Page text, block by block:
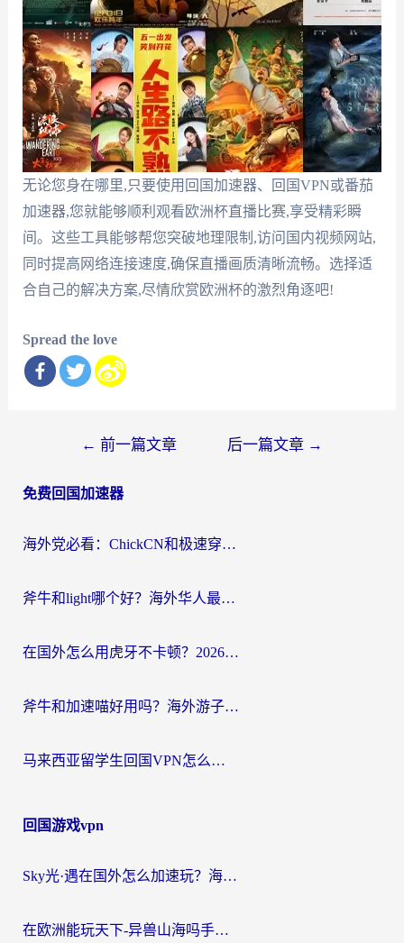
无论您身在哪里,只要使用回国加速器、回国VPN或番茄
加速器,您就能够顺利观看欧洲杯直播比赛,享受精彩瞬
间。这些工具能够帮您突破地理限制,访问国内视频网站,
同时提高网络连接速度,确保直播画质清晰流畅。选择适
合自己的解决方案,尽情欣赏欧洲杯的激烈角逐吧!
Spread the love
导
← 前一篇文章 后一篇文章 →
免费回国加速器
海外党必看：ChickCN和极速穿梭VPN好用吗？3招教你选对回国加速器无缝刷国内资源
斧牛和light哪个好？海外华人最关心的回国加速器选择难题，一篇讲透
在国外怎么用虎牙不卡顿？2026海外华人亲测有效的回国加速器选择指南
斧牛和加速喵好用吗？海外游子的真实选择困境
马来西亚留学生回国VPN怎么选？3个避坑点+1款实测好用的加速器推荐
回国游戏vpn
Sky光·遇在国外怎么加速玩？海外党亲测有效的国服游戏加速指南
在欧洲能玩天下-异兽山海吗手游？海外玩家的加速器生存指南